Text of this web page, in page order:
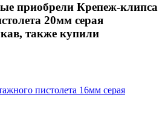
приобрели Крепеж-клипса
20мм серая
также купили
пистолета 16мм серая